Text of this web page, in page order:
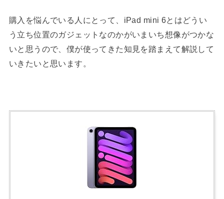
購入を悩んでいる人にとって、iPad mini 6とはどうい
う立ち位置のガジェットなのかがいまいち想像がつかな
いと思うので、僕が使ってきた知見を踏まえて解説して
いきたいと思います。